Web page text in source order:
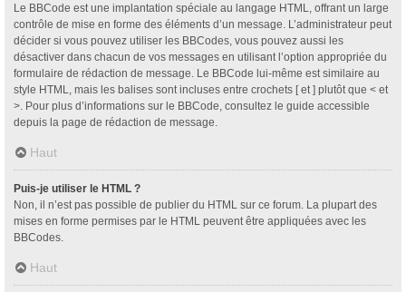
Le BBCode est une implantation spéciale au langage HTML, offrant un large
contrôle de mise en forme des éléments d’un message. L’administrateur peut
décider si vous pouvez utiliser les BBCodes, vous pouvez aussi les
désactiver dans chacun de vos messages en utilisant l’option appropriée du
formulaire de rédaction de message. Le BBCode lui-même est similaire au
style HTML, mais les balises sont incluses entre crochets [ et ] plutôt que < et
>. Pour plus d’informations sur le BBCode, consultez le guide accessible
depuis la page de rédaction de message.
Haut
Puis-je utiliser le HTML ?
Non, il n’est pas possible de publier du HTML sur ce forum. La plupart des
mises en forme permises par le HTML peuvent être appliquées avec les
BBCodes.
Haut